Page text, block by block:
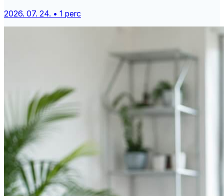
2026. 07. 24. • 1 perc